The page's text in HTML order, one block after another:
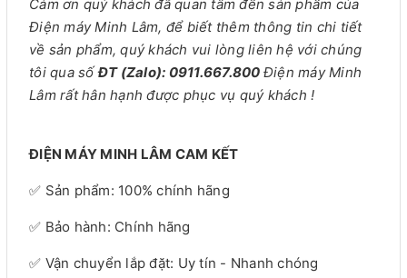
Cảm ơn quý khách đã quan tâm đến sản phẩm của
Điện máy Minh Lâm, để biết thêm thông tin chi tiết
về sản phẩm, quý khách vui lòng liên hệ với chúng
tôi qua sốĐT (Zalo): 0911.667.800 Điện máy Minh
Lâm rất hân hạnh được phục vụ quý khách !
ĐIỆN MÁY MINH LÂM CAM KẾT
✅ Sản phẩm: 100% chính hãng
✅ Bảo hành: Chính hãng
✅ Vận chuyển lắp đặt: Uy tín - Nhanh chóng